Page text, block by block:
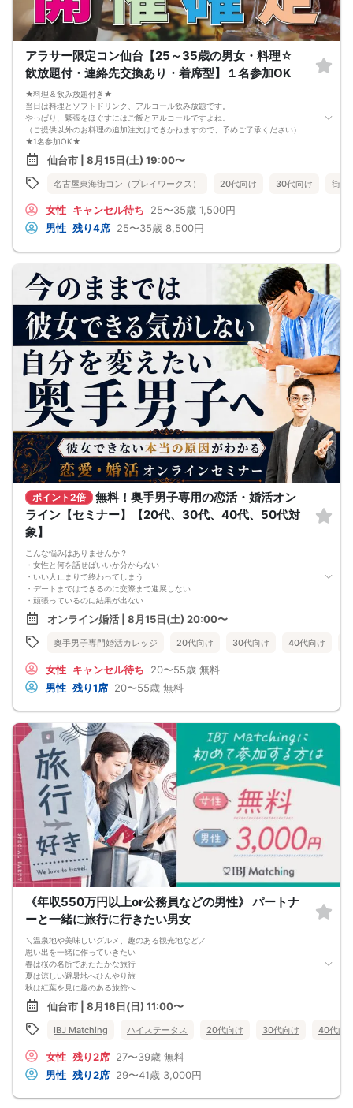
アラサー限定コン仙台【25～35歳の男女・料理☆
飲放題付・連絡先交換あり・着席型】１名参加OK
★料理＆飲み放題付き★
当日は料理とソフトドリンク、アルコール飲み放題です。
やっぱり、緊張をほぐすにはご飯とアルコールですよね。
（ご提供以外のお料理の追加注文はできかねますので、予めご了承ください）
★1名参加OK★
他の1名参加の方とペアになりますし、友達作りにも最適です。
基本的には２：２のグループトークとなります。
（１：１でのトークはございませんので、予めご了承ください）
★プロフィールカードにより会話のキッカケもバッチリ★
なんてことは絶対ありません！
プロフィールカードを活用し、「はじめまして」から会話を楽しみましょう。
★完全着席型・連絡先交換は自由★
換ができなかった」なんてことはありません。
（連絡先交換は席替え時間までに円滑に行ってください）
---------------------------
【お客様へのお願い】
1. ２名様以上でのご参加は必ず同性同士でお申し込みください。
2. 服装の指定はございません。多くのお客様はカジュアルな格好でおこしになら
れています。
3. 開催判断はイベント前日の時点で男性３名・女性３名以上のお申し込みからに
なりますが、当日に参加者のキャンセルで比率が崩れた場合や開催判断人数を下
回った場合、一切返金などの保証はいたしませんのでご了承ください。
4. イベントページ内の「お申し込み状況」等はキャンセルなどで当日の参加人
数、男女比率と異なる可能性がございます。
5. 当日は店舗の外ではなく店舗内で受付いたします。店内に入り店員に「街コン
で来た」旨をお伝えください。
6. お釣りの用意はございませんので、出ないようにご準備お願いします。
7. 当日は年齢確認のできる身分証をお持ちください。イベントの対象年齢でない
ことが発覚した場合、参加費を全額徴収し返金はいたしかねます。
8. 15分以上の遅刻はキャンセルとみなす可能性があります。
9. 当日受付にお越しになってからのキャンセル、途中キャンセルは出来ません。
10. イベント中止に伴うユーザーへの返金額は、チケット代金となり、交通費、宿
泊費、通信費等の返金は行いません。
11. 領収書の発行はいたしかねます。
お申し込みが完了した時点で上記すべての事項に同意したと判断いたします。
仙台市 | 8月15日(土) 19:00〜
名古屋東海街コン（プレイワークス） 20代向け 30代向け 街コ
女性 キャンセル待ち 25〜35歳 1,500円
男性 残り4席 25〜35歳 8,500円
ポイント2倍
無料！奥手男子専用の恋活・婚活オン
ライン【セミナー】【20代、30代、40代、50代対
象】
こんな悩みはありませんか？
・女性と何を話せばいいか分からない
・いい人止まりで終わってしまう
・デートまではできるのに交際まで進展しない
・頑張っているのに結果が出ない
・何が原因なのか分からない
・このまま続けても彼女ができる気がしない
これまで500名以上の
奥手男子の恋愛・婚活相談に乗ってきて、
それは、
多くの奥手男子は、努力不足ではなく、
努力の方向性がズレているということです。
恋愛系YouTubeを見たり、
婚活パーティーや街コンへ参加したり、
みなさん本当に努力しています。
でも、その努力が本命女性との交際につながらず、
「このまま恋愛・婚活を続けても、
本命女性と交際できないのではないか…」
そんな不安を抱えている奥手男子が本当に多いです。
つまり、
やみくもに頑張るだけでは、
本命女性との交際には
つながらないということです。
このまま原因が分からないまま
恋愛や婚活を続けても、
お金も時間も失ってしまいます。
だからこそ、
彼女ができない本当の原因を
知ることが最初の一歩です。
だからこそ今回、無料オンラインセミナーで
・彼女ができない本当の原因
・本命女性に選ばれる
奥手男子専用32の極意の全体像
をお伝えします！
今年こそは彼女できて
一緒に美味しいものを食べに行ったり、
映画に行ったり、旅行に行けるように、
ぜひこの先を読み進めてみてください👇
※講師の急用以外はたとえ参加人数が1人でも
その人のために必ず実施します
※はじめてセミナーに参加する方も
安心してください
オンライン婚活 | 8月15日(土) 20:00〜
奥手男子専門婚活カレッジ 20代向け 30代向け 40代向け
女性 キャンセル待ち 20〜55歳 無料
男性 残り1席 20〜55歳 無料
《年収550万円以上or公務員などの男性》 パートナ
ーと一緒に旅行に行きたい男女
＼温泉地や美味しいグルメ、趣のある観光地など／
思い出を一緒に作っていきたい
春は桜の名所であたたかな旅行
夏は涼しい避暑地へひんやり旅
秋は紅葉を見に趣のある旅館へ
冬は温泉地へ行ってリラックス
同じペースで好きなものを楽しめる
そんな素敵な関係になれますように
仙台市 | 8月16日(日) 11:00〜
IBJ Matching ハイステータス 20代向け 30代向け 40代向
女性 残り2席 27〜39歳 無料
男性 残り2席 29〜41歳 3,000円